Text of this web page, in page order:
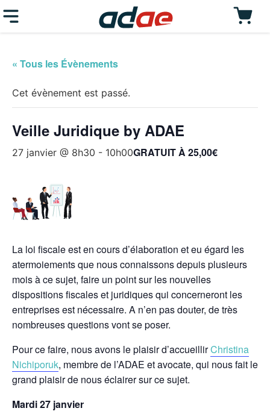
« Tous les Évènements
Cet évènement est passé.
Veille Juridique by ADAE
27 janvier @ 8h30 - 10h00GRATUIT À 25,00€
La loi fiscale est en cours d’élaboration et eu égard les
atermoiements que nous connaissons depuis plusieurs
mois à ce sujet, faire un point sur les nouvelles
dispositions fiscales et juridiques qui concerneront les
entreprises est nécessaire. A n’en pas douter, de très
nombreuses questions vont se poser.
Pour ce faire, nous avons le plaisir d’accueillirChristina
Nichiporuk, membre de l’ADAE et avocate, qui nous fait le
grand plaisir de nous éclairer sur ce sujet.
Mardi 27 janvier